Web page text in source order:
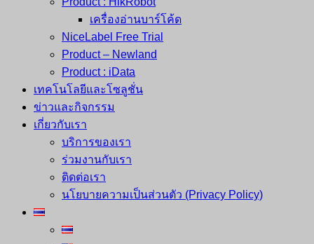
เครื่องอ่านบาร์โค้ด
NiceLabel Free Trial
Product – Newland
Product : iData
เทคโนโลยีและโซลูชั่น
ข่าวและกิจกรรม
เกี่ยวกับเรา
บริการของเรา
ร่วมงานกับเรา
ติดต่อเรา
นโยบายความเป็นส่วนตัว (Privacy Policy)